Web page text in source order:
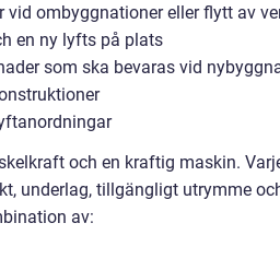
ombyggnationer eller flytt av
en ny lyfts på plats
som ska bevaras vid
och en kraftig maskin.
underlag, tillgängligt utrymme
av: